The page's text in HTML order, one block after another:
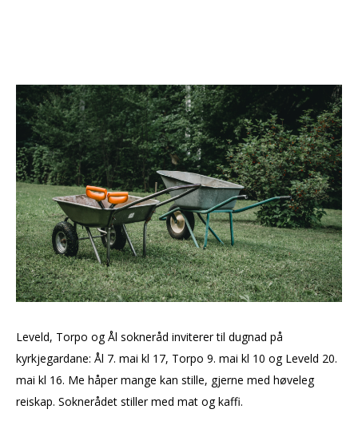
Leveld, Torpo og Ål sokneråd inviterer til dugnad på
kyrkjegardane: Ål 7. mai kl 17, Torpo 9. mai kl 10 og Leveld 20.
mai kl 16. Me håper mange kan stille, gjerne med høveleg
reiskap. Soknerådet stiller med mat og kaffi.